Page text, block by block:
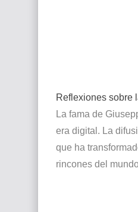
Reflexiones sobre
La fama de
era digital. La
que ha
rincones del